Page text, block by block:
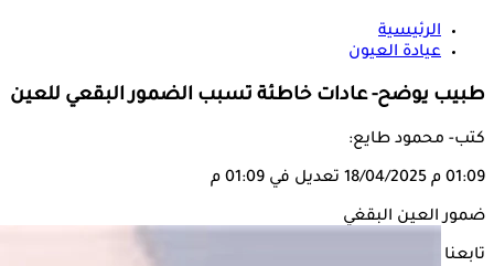
الرئيسية
عيادة العيون
طبيب يوضح- عادات خاطئة تسبب الضمور البقعي للعين
كتب- محمود طايع:
01:09 م 18/04/2025 تعديل في 01:09 م
ضمور العين البقغي
تابعنا على